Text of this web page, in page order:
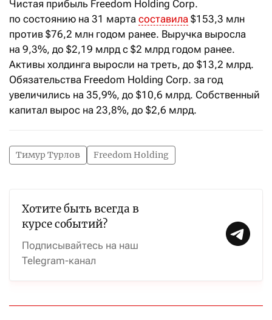
Чистая прибыль Freedom Holding Corp.
по состоянию на 31 марта составила $153,3 млн
против $76,2 млн годом ранее. Выручка выросла
на 9,3%, до $2,19 млрд с $2 млрд годом ранее.
Активы холдинга выросли на треть, до $13,2 млрд.
Обязательства Freedom Holding Corp. за год
увеличились на 35,9%, до $10,6 млрд. Собственный
капитал вырос на 23,8%, до $2,6 млрд.
Тимур Турлов Freedom Holding
Хотите быть всегда в
курсе событий?
Подписывайтесь на наш
Telegram-канал